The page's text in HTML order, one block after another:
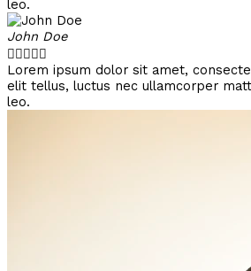
leo.
John Doe

Lorem ipsum dolor sit amet,
elit tellus, luctus nec ullamcorper
leo.